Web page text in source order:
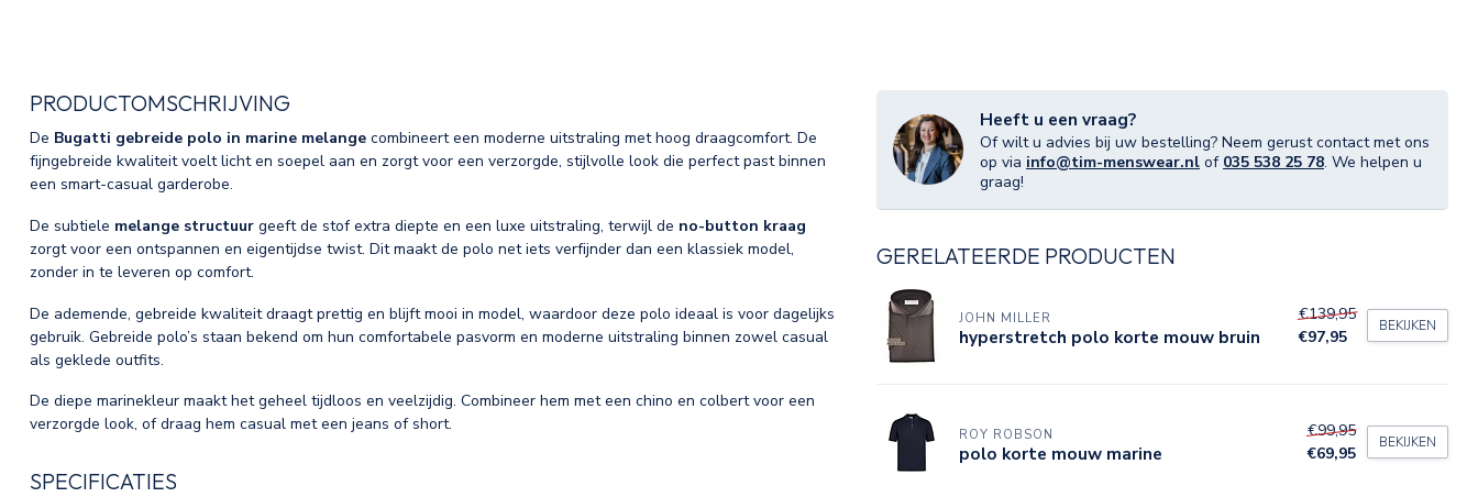
PRODUCTOMSCHRIJVING
De Bugatti gebreide polo in marine melange combineert een moderne uitstraling met hoog draagcomfort. De
fijngebreide kwaliteit voelt licht en soepel aan en zorgt voor een verzorgde, stijlvolle look die perfect past binnen
een smart-casual garderobe.
De subtiele melange structuur geeft de stof extra diepte en een luxe uitstraling, terwijl de no-button kraag
zorgt voor een ontspannen en eigentijdse twist. Dit maakt de polo net iets verfijnder dan een klassiek model,
zonder in te leveren op comfort.
De ademende, gebreide kwaliteit draagt prettig en blijft mooi in model, waardoor deze polo ideaal is voor dagelijks
gebruik. Gebreide polo’s staan bekend om hun comfortabele pasvorm en moderne uitstraling binnen zowel casual
als geklede outfits.
De diepe marinekleur maakt het geheel tijdloos en veelzijdig. Combineer hem met een chino en colbert voor een
verzorgde look, of draag hem casual met een jeans of short.
SPECIFICATIES
Heeft u een vraag?
Of wilt u advies bij uw bestelling? Neem gerust contact met ons
op via info@tim-menswear.nl of 035 538 25 78. We helpen u
graag!
GERELATEERDE PRODUCTEN
JOHN MILLER
hyperstretch polo korte mouw bruin
€139,95
€97,95
BEKIJKEN
ROY ROBSON
polo korte mouw marine
€99,95
€69,95
BEKIJKEN